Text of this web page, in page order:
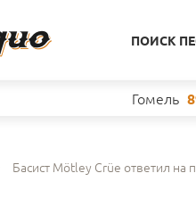
ПОИСК
Гомель
Басист Mötley Crüe ответил на